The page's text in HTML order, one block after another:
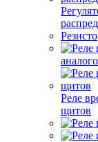
Реле
щитов